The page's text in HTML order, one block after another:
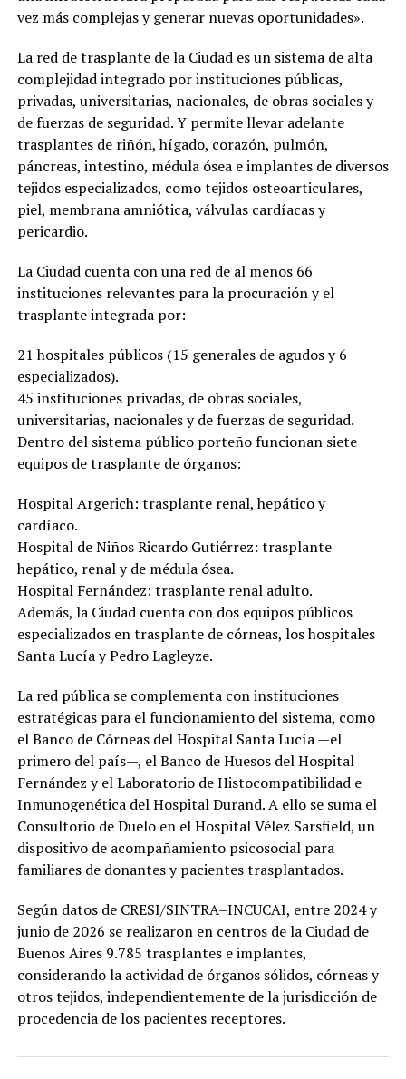
vez más complejas y generar nuevas oportunidades».
La red de trasplante de la Ciudad es un sistema de alta
complejidad integrado por instituciones públicas,
privadas, universitarias, nacionales, de obras sociales y
de fuerzas de seguridad. Y permite llevar adelante
trasplantes de riñón, hígado, corazón, pulmón,
páncreas, intestino, médula ósea e implantes de diversos
tejidos especializados, como tejidos osteoarticulares,
piel, membrana amniótica, válvulas cardíacas y
pericardio.
La Ciudad cuenta con una red de al menos 66
instituciones relevantes para la procuración y el
trasplante integrada por:
21 hospitales públicos (15 generales de agudos y 6
especializados).
45 instituciones privadas, de obras sociales,
universitarias, nacionales y de fuerzas de seguridad.
Dentro del sistema público porteño funcionan siete
equipos de trasplante de órganos:
Hospital Argerich: trasplante renal, hepático y
cardíaco.
Hospital de Niños Ricardo Gutiérrez: trasplante
hepático, renal y de médula ósea.
Hospital Fernández: trasplante renal adulto.
Además, la Ciudad cuenta con dos equipos públicos
especializados en trasplante de córneas, los hospitales
Santa Lucía y Pedro Lagleyze.
La red pública se complementa con instituciones
estratégicas para el funcionamiento del sistema, como
el Banco de Córneas del Hospital Santa Lucía —el
primero del país—, el Banco de Huesos del Hospital
Fernández y el Laboratorio de Histocompatibilidad e
Inmunogenética del Hospital Durand. A ello se suma el
Consultorio de Duelo en el Hospital Vélez Sarsfield, un
dispositivo de acompañamiento psicosocial para
familiares de donantes y pacientes trasplantados.
Según datos de CRESI/SINTRA–INCUCAI, entre 2024 y
junio de 2026 se realizaron en centros de la Ciudad de
Buenos Aires 9.785 trasplantes e implantes,
considerando la actividad de órganos sólidos, córneas y
otros tejidos, independientemente de la jurisdicción de
procedencia de los pacientes receptores.